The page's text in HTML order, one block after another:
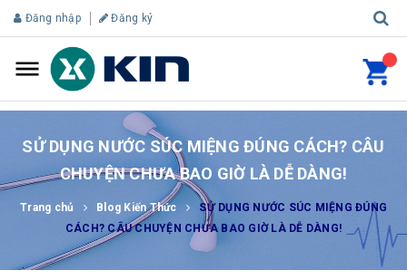
Đăng nhập Đăng ký
SỬ DỤNG NƯỚC SÚC MIỆNG ĐÚNG CÁCH? CÂU
CHUYỆN CHƯA BAO GIỜ LÀ DỄ DÀNG!
Trang chủ Blog Kiến Thức
SỬ DỤNG NƯỚC SÚC MIỆNG ĐÚNG
CÁCH? CÂU CHUYỆN CHƯA BAO GIỜ LÀ DỄ DÀNG!